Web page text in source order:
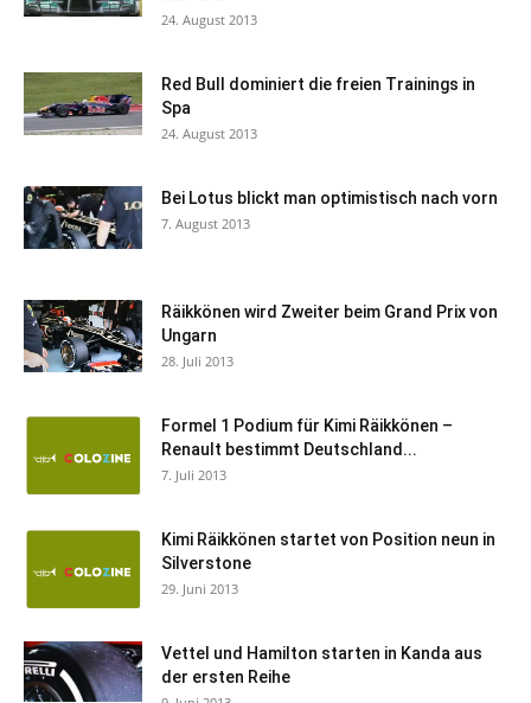
24. August 2013
Red Bull dominiert die freien Trainings in
Spa
24. August 2013
Bei Lotus blickt man optimistisch nach vorn
7. August 2013
Räikkönen wird Zweiter beim Grand Prix von
Ungarn
28. Juli 2013
Formel 1 Podium für Kimi Räikkönen –
Renault bestimmt Deutschland...
7. Juli 2013
Kimi Räikkönen startet von Position neun in
Silverstone
29. Juni 2013
Vettel und Hamilton starten in Kanda aus
der ersten Reihe